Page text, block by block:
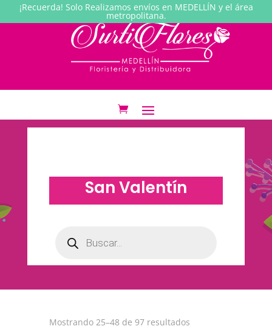
¡Recuerda! Solo Realizamos envíos en MEDELLÍN y el área
metropolitana.
San Valentín
productos
Mostrando 25–48 de 97 resultadosOrdenado